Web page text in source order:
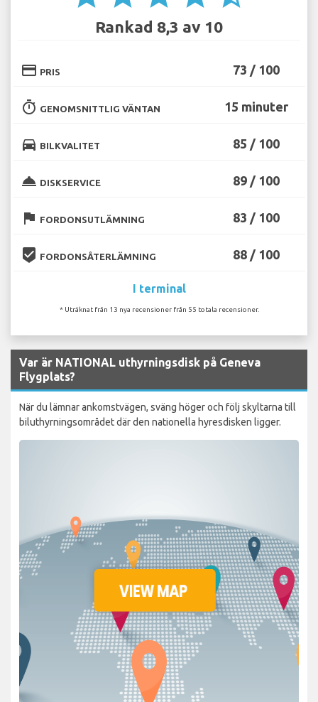
Rankad 8,3 av 10
credit_card PRIS 73 / 100
timer GENOMSNITTLIG VÄNTAN 15 minuter
directions_car BILKVALITET 85 / 100
room_service DISKSERVICE 89 / 100
flag FORDONSUTLÄMNING 83 / 100
beenhere FORDONSÅTERLÄMNING 88 / 100
I terminal
* Uträknat från 13 nya recensioner från 55 totala recensioner.
Var är NATIONAL uthyrningsdisk på Geneva
Flygplats?
När du lämnar ankomstvägen, sväng höger och följ skyltarna till
biluthyrningsområdet där den nationella hyresdisken ligger.